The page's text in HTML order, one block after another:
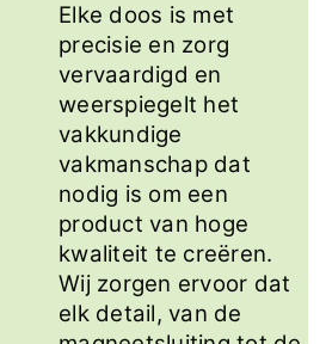
Elke doos is met
precisie en zorg
vervaardigd en
weerspiegelt het
vakkundige
vakmanschap dat
nodig is om een ​​
product van hoge
kwaliteit te creëren.
Wij zorgen ervoor dat
elk detail, van de